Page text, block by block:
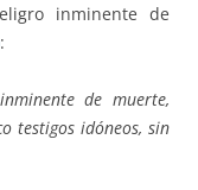
inminente de
:
de muerte,
testigos idóneos, sin